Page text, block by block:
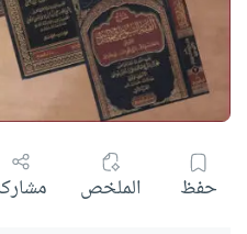
حفظ الملخص